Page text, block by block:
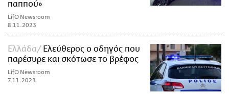
παππού»
LifO Newsroom
8.11.2023
Ελλάδα
Ελεύθερος ο οδηγός που
παρέσυρε και σκότωσε το βρέφος
LifO Newsroom
7.11.2023